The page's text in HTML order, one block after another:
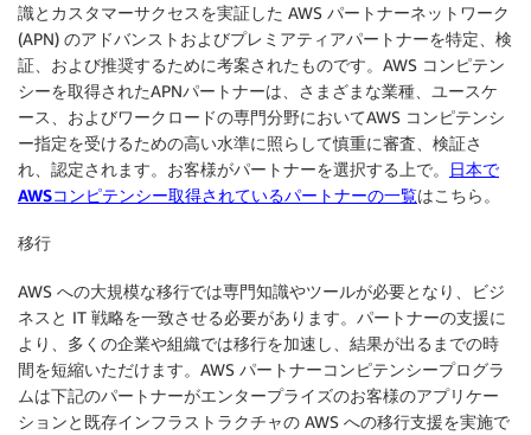
識とカスタマーサクセスを実証した AWS パートナーネットワーク
(APN) のアドバンストおよびプレミアティアパートナーを特定、検
証、および推奨するために考案されたものです。AWS コンピテン
シーを取得されたAPNパートナーは、さまざまな業種、ユースケ
ース、およびワークロードの専門分野においてAWS コンピテンシ
ー指定を受けるための高い水準に照らして慎重に審査、検証さ
れ、認定されます。お客様がパートナーを選択する上で。
日本で
AWSコンピテンシー取得されているパートナーの一覧はこちら。
移行
AWS への大規模な移行では専門知識やツールが必要となり、ビジ
ネスと IT 戦略を一致させる必要があります。パートナーの支援に
より、多くの企業や組織では移行を加速し、結果が出るまでの時
間を短縮いただけます。AWS パートナーコンピテンシープログラ
ムは下記のパートナーがエンタープライズのお客様のアプリケー
ションと既存インフラストラクチャの AWS への移行支援を実施で